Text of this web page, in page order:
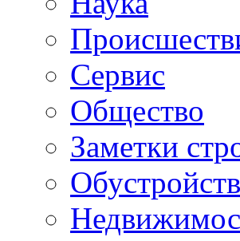
Сервис
Общество
Заметки